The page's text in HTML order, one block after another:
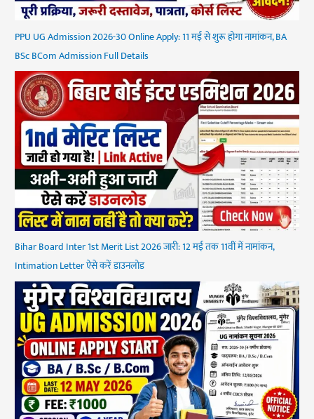
PPU UG Admission 2026-30 Online Apply: 11 मई से शुरू होगा नामांकन, BA
BSc BCom Admission Full Details
Bihar Board Inter 1st Merit List 2026 जारी: 12 मई तक 11वीं में नामांकन,
Intimation Letter ऐसे करें डाउनलोड